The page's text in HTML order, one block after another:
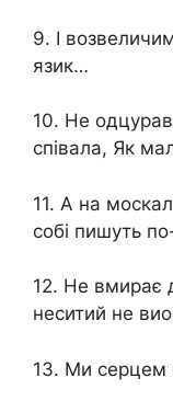
9. І
язик…
10. Не
співала, Як
11. А на
собi пишуть
12. Не вмирає
неситий не
13. Ми серцем